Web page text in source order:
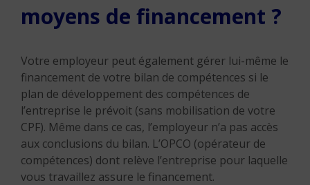
moyens de financement ?
Votre employeur peut également gérer lui-même le
financement de votre bilan de compétences si le
plan de développement des compétences de
l’entreprise le prévoit (sans mobilisation de votre
CPF). Même dans ce cas, l’employeur n’a pas accès
aux conclusions du bilan. L’OPCO (opérateur de
compétences) dont relève l’entreprise pour laquelle
vous travaillez assure le financement.